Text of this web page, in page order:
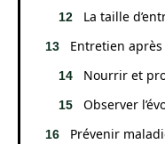
La taille
Entretien
Nourrir et
Observer
Prévenir